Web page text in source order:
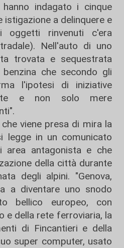
indagato i cinque
istigazione a delinquere e
oggetti rinvenuti c'era
Nell'auto di uno
trovata e sequestrata
che secondo gli
l'ipotesi di iniziative
e non solo mere
viene presa di mira la
legge in un comunicato
area antagonista e che
della città durante
degli alpini. "Genova,
a diventare uno snodo
bellico europeo, con
e della rete ferroviaria, la
di Fincantieri e della
super computer, usato